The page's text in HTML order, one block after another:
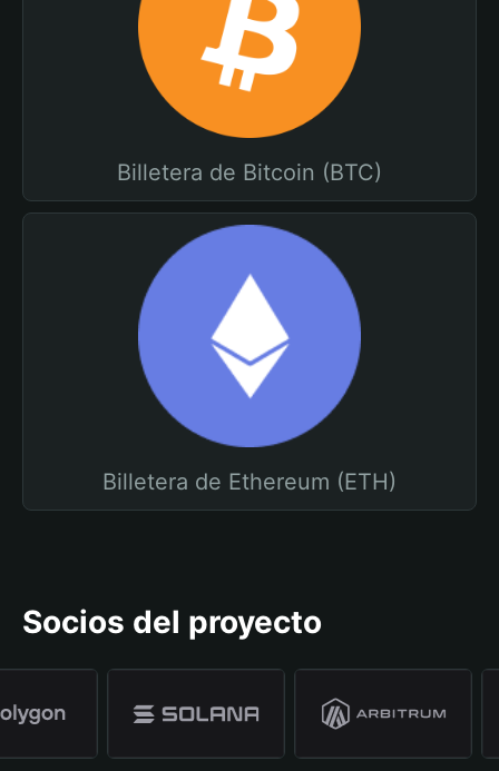
Billetera de Bitcoin (BTC)
Billetera de Ethereum (ETH)
Socios del proyecto